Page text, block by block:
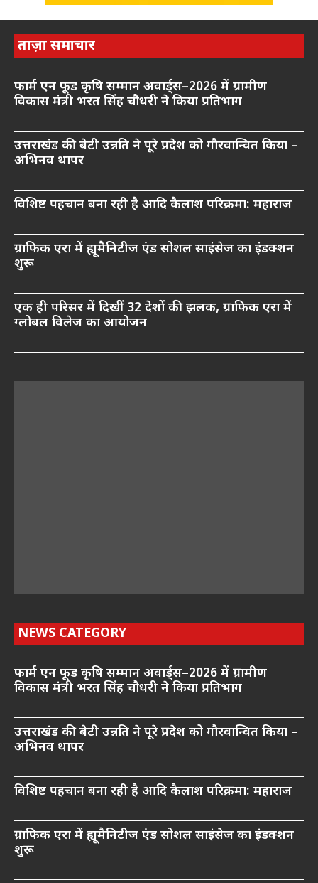
ताज़ा समाचार
फार्म एन फूड कृषि सम्मान अवार्ड्स–2026 में ग्रामीण
विकास मंत्री भरत सिंह चौधरी ने किया प्रतिभाग
उत्तराखंड की बेटी उन्नति ने पूरे प्रदेश को गौरवान्वित किया –
अभिनव थापर
विशिष्ट पहचान बना रही है आदि कैलाश परिक्रमा: महाराज
ग्राफिक एरा में ह्यूमैनिटीज एंड सोशल साइंसेज का इंडक्शन
शुरू
एक ही परिसर में दिखीं 32 देशों की झलक, ग्राफिक एरा में
ग्लोबल विलेज का आयोजन
NEWS CATEGORY
फार्म एन फूड कृषि सम्मान अवार्ड्स–2026 में ग्रामीण
विकास मंत्री भरत सिंह चौधरी ने किया प्रतिभाग
उत्तराखंड की बेटी उन्नति ने पूरे प्रदेश को गौरवान्वित किया –
अभिनव थापर
विशिष्ट पहचान बना रही है आदि कैलाश परिक्रमा: महाराज
ग्राफिक एरा में ह्यूमैनिटीज एंड सोशल साइंसेज का इंडक्शन
शुरू